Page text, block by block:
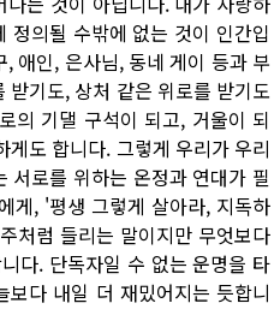
의될 수밖에 없는 것이 인간입
애인, 은사님, 동네 게이 등과 부
기도, 상처 같은 위로를 받기도
의 기댈 구석이 되고, 거울이 되
도 합니다. 그렇게 우리가 우리
서로를 위하는 온정과 연대가 필
게, '평생 그렇게 살아라, 지독하
처럼 들리는 말이지만 무엇보다
다. 단독자일 수 없는 운명을 타
다 내일 더 재밌어지는 듯합니